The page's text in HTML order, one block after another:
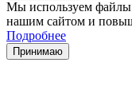
Мы используем файлы
нашим сайтом и
Подробнее
Принимаю